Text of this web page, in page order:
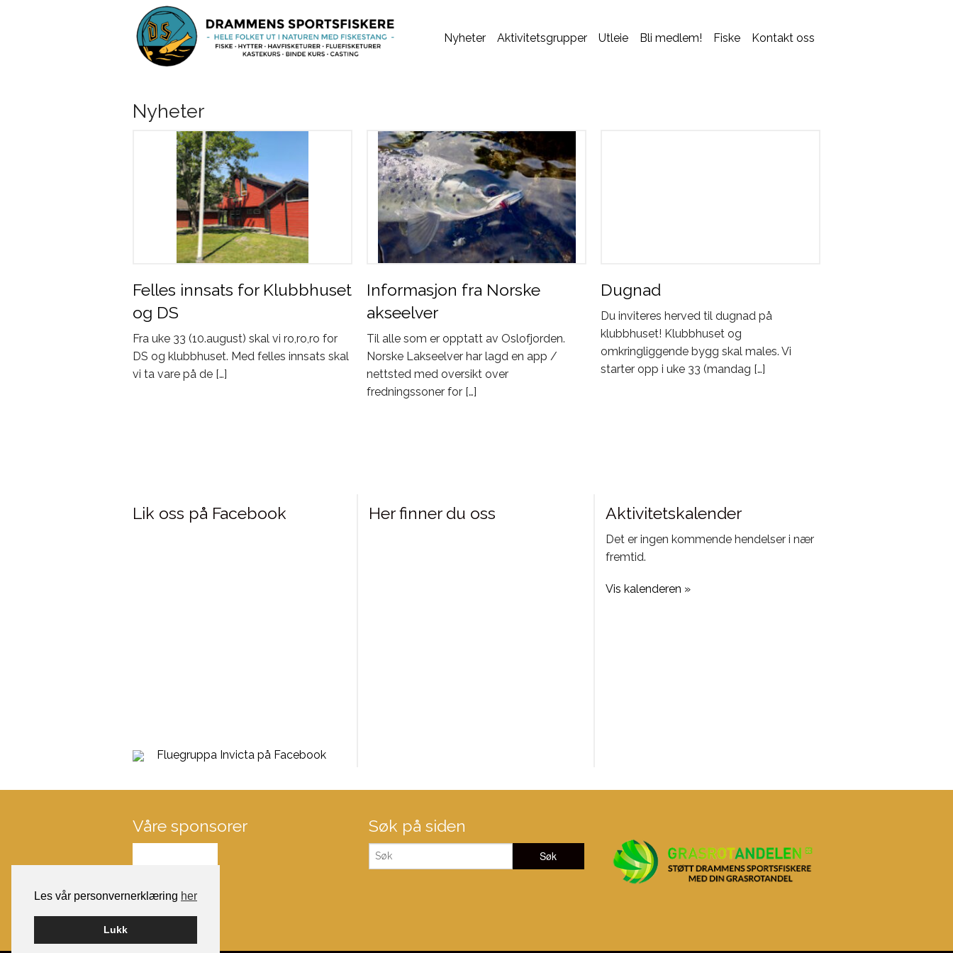
Les vår personvernerklæring her
Lukk
Nyheter Aktivitetsgrupper Utleie Bli medlem! Fiske Kontakt oss
Nyheter
Felles innsats for Klubbhuset
og DS
Fra uke 33 (10.august) skal vi ro,ro,ro for
DS og klubbhuset. Med felles innsats skal
vi ta vare på de […]
Informasjon fra Norske
akseelver
Til alle som er opptatt av Oslofjorden.
Norske Lakseelver har lagd en app /
nettsted med oversikt over
fredningssoner for […]
Dugnad
Du inviteres herved til dugnad på
klubbhuset! Klubbhuset og
omkringliggende bygg skal males. Vi
starter opp i uke 33 (mandag […]
Lik oss på Facebook
Fluegruppa Invicta på Facebook
Her finner du oss Aktivitetskalender
Det er ingen kommende hendelser i nær
fremtid.
Vis kalenderen »
Våre sponsorer Søk på siden